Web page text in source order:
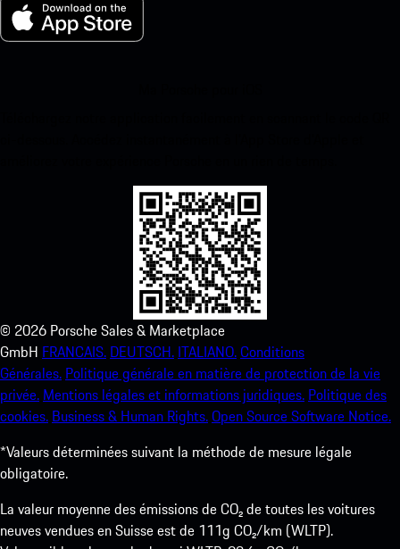
© 2026 Porsche Sales & Marketplace
GmbH FRANCAIS. DEUTSCH. ITALIANO.Conditions
Générales. Politique générale en matière de protection de la vie
privée. Mentions légales et informations juridiques. Politique des
cookies. Business & Human Rights.Open Source Software Notice.
*Valeurs déterminées suivant la méthode de mesure légale
obligatoire.
La valeur moyenne des émissions de CO₂ de toutes les voitures
neuves vendues en Suisse est de 111g CO₂/km (WLTP).